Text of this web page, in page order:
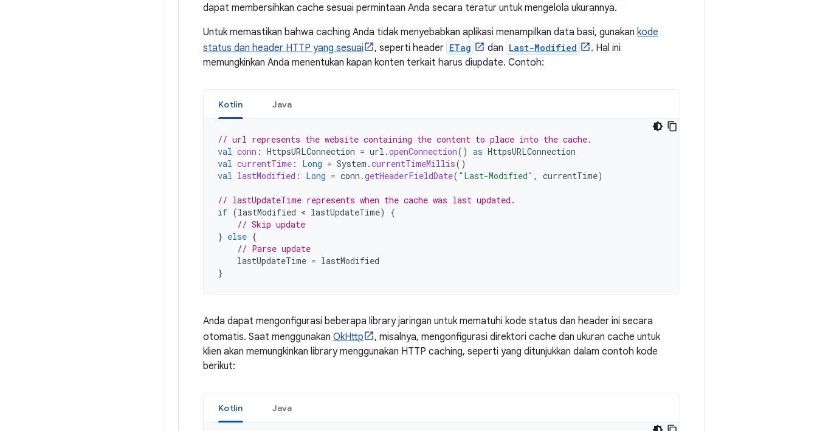
dapat membersihkan cache sesuai permintaan Anda secara teratur untuk mengelola ukurannya.
Untuk memastikan bahwa caching Anda tidak menyebabkan aplikasi menampilkan data basi, gunakan kode
status dan header HTTP yang sesuai
, seperti header ETag dan Last-Modified
. Hal ini
memungkinkan Anda menentukan kapan konten terkait harus diupdate. Contoh:
Kotlin Java
// url represents the website containing the content to place into the cache.
val conn : HttpsURLConnection = url .openConnection() as HttpsURLConnection
val currentTime : Long = System .currentTimeMillis()
val lastModified : Long = conn .getHeaderFieldDate( "Last-Modified" , currentTime)
// lastUpdateTime represents when the cache was last updated.
if (lastModified < lastUpdateTime)
{
// Skip update
} else {
// Parse update
lastUpdateTime = lastModified
}
Anda dapat mengonfigurasi beberapa library jaringan untuk mematuhi kode status dan header ini secara
otomatis. Saat menggunakan OkHttp
, misalnya, mengonfigurasi direktori cache dan ukuran cache untuk
klien akan memungkinkan library menggunakan HTTP caching, seperti yang ditunjukkan dalam contoh kode
berikut:
Kotlin Java